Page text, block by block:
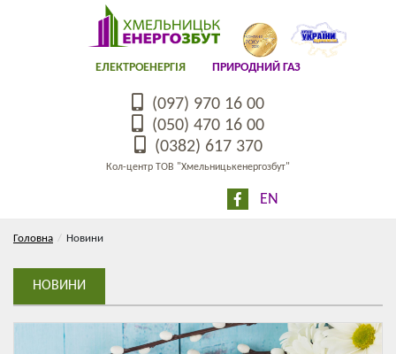
ЕЛЕКТРОЕНЕРГІЯ ПРИРОДНИЙ ГАЗ
(097) 970 16 00
(050) 470 16 00
(0382) 617 370
Кол-центр ТОВ "Хмельницькенергозбут"
EN
Головна Новини
НОВИНИ